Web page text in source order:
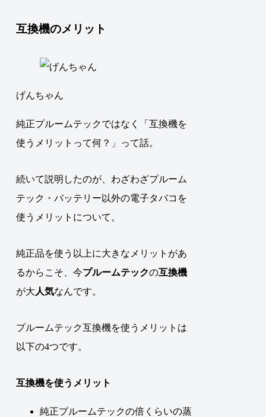
互換機のメリット
げんちゃん
純正プルームテックではなく「互換機を
使うメリットって何？」って話。
続いて説明したのが、わざわざプルーム
テック・バッテリー以外の電子タバコを
使うメリットについて。
純正品を使う以上に大きなメリットがあ
るからこそ、今プルームテックの互換機
が大 人気なんです。
プルームテック互換機を使うメリットは
以下の4つです。
互換機を使うメリット
純正プルームテックの倍くらいの蒸